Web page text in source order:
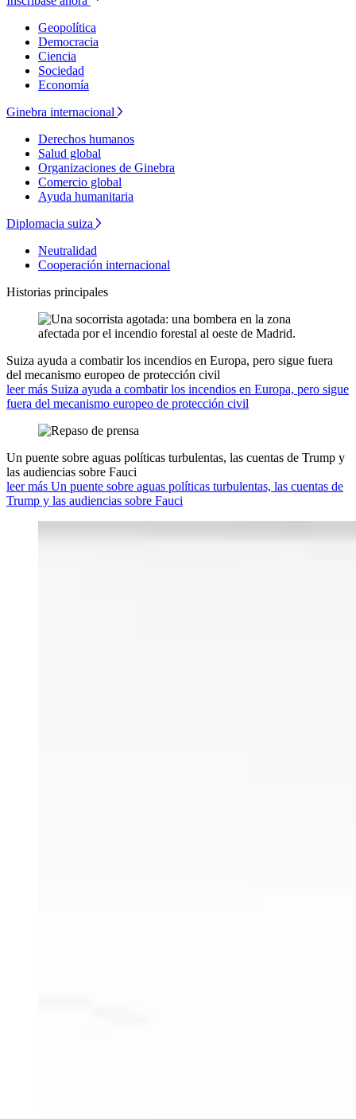
Geopolítica
Democracia
Ciencia
Sociedad
Economía
Ginebra internacional
Derechos humanos
Salud global
Organizaciones de Ginebra
Comercio global
Ayuda humanitaria
Diplomacia suiza
Neutralidad
Cooperación internacional
Historias principales
Suiza ayuda a combatir los incendios en Europa, pero sigue fuera
del mecanismo europeo de protección civil
leer más Suiza ayuda a combatir los incendios en Europa, pero sigue
fuera del mecanismo europeo de protección civil
Un puente sobre aguas políticas turbulentas, las cuentas de Trump y
las audiencias sobre Fauci
leer más Un puente sobre aguas políticas turbulentas, las cuentas de
Trump y las audiencias sobre Fauci